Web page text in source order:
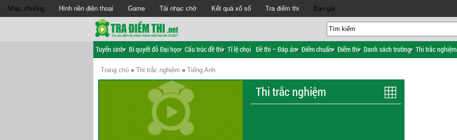
Nhạc chuông Hình nền điện thoại Game Tải nhạc chờ Kết quả xổ số Tra điểm thi Bạn gái
Tuyển sinh Bí quyết đỗ Đại học Cấu trúc đề thi Tỉ lệ chọi Đề thi – Đáp án Điểm chuẩn Điểm thi Danh sách trường Thi trắc nghiệm
Trang chủ » Thi trắc nghiệm » Tiếng Anh
Thi trắc nghiệm